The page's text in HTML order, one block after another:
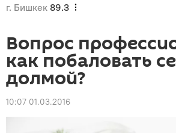
г. Бишкек 89.3
Вопрос
как побаловать
долмой?
10:07 01.03.2016